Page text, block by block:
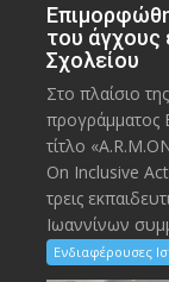
του άγχους
Σχολείου
Στο πλαίσιο
προγράμματος
τίτλο
On Inclusive
τρεις
Ιωαννίνων
Ενδιαφέρουσες